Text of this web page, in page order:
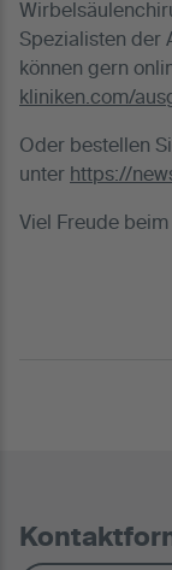
Spezialisten der
können gern
kliniken.com/
Oder bestellen
unter https://
Viel Freude beim